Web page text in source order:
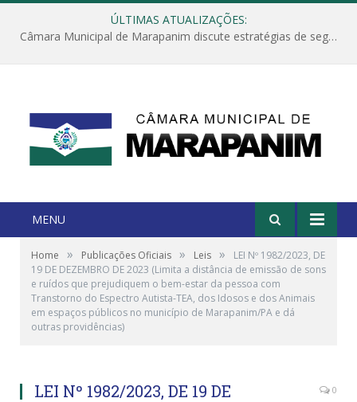
ÚLTIMAS ATUALIZAÇÕES:
Câmara Municipal de Marapanim discute estratégias de segurança com autoridades e poder executivo
MENU
Home » Publicações Oficiais » Leis »
LEI Nº 1982/2023, DE
19 DE DEZEMBRO DE 2023 (Limita a distância de emissão de sons
e ruídos que prejudiquem o bem-estar da pessoa com
Transtorno do Espectro Autista-TEA, dos Idosos e dos Animais
em espaços públicos no município de Marapanim/PA e dá
outras providências)
LEI Nº 1982/2023, DE 19 DE
0